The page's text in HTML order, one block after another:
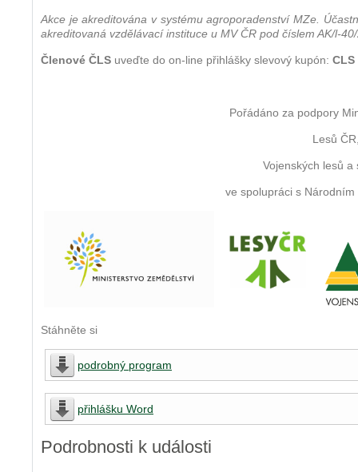
Akce je akreditována v systému agroporadenství MZe.
akreditovaná vzdělávací instituce u MV ČR pod číslem AK/l-
Členové ČLS uveďte do on-line přihlášky slevový kupón: CLS
Pořádáno za podpory
Lesů
Vojenských lesů a
ve spolupráci s
Stáhněte si
podrobný program
přihlášku Word
Podrobnosti k události